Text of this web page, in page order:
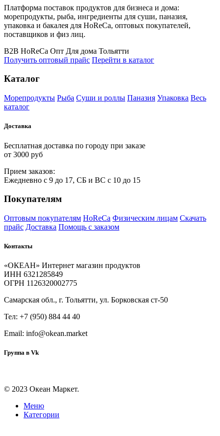
Платформа поставок продуктов для бизнеса и дома:
морепродукты, рыба, ингредиенты для суши, паназия,
упаковка и бакалея для HoReCa, оптовых покупателей,
поставщиков и физ лиц.
B2B HoReCa Опт Для дома Тольятти
Получить оптовый прайс Перейти в каталог
Каталог
Морепродукты Рыба Суши и роллы Паназия Упаковка Весь
каталог
Доставка
Бесплатная доставка по городу при заказе
от 3000 руб
Прием заказов:
Ежедневно с 9 до 17, СБ и ВС с 10 до 15
Покупателям
Оптовым покупателям HoReCa Физическим лицам Скачать
прайс Доставка Помощь с заказом
Контакты
«ОКЕАН» Интернет магазин продуктов
ИНН 6321285849
ОГРН 1126320002775
Самарская обл., г. Тольятти, ул. Борковская ст-50
Тел: +7 (950) 884 44 40
Email: info@okean.market
Группа в Vk
© 2023 Океан Маркет.
Меню
Категории